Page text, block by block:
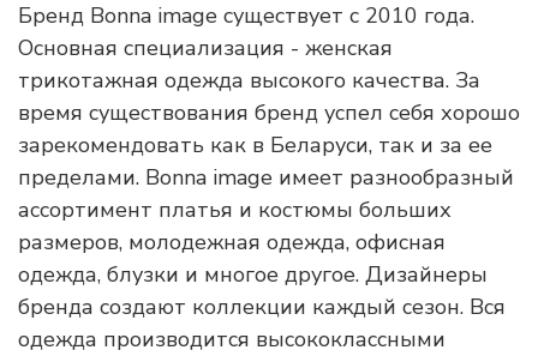
Бренд Bonna image существует с 2010 года.
Основная специализация - женская
трикотажная одежда высокого качества. За
время существования бренд успел себя хорошо
зарекомендовать как в Беларуси, так и за ее
пределами. Bonna image имеет разнообразный
ассортимент платья и костюмы больших
размеров, молодежная одежда, офисная
одежда, блузки и многое другое. Дизайнеры
бренда создают коллекции каждый сезон. Вся
одежда производится высококлассными